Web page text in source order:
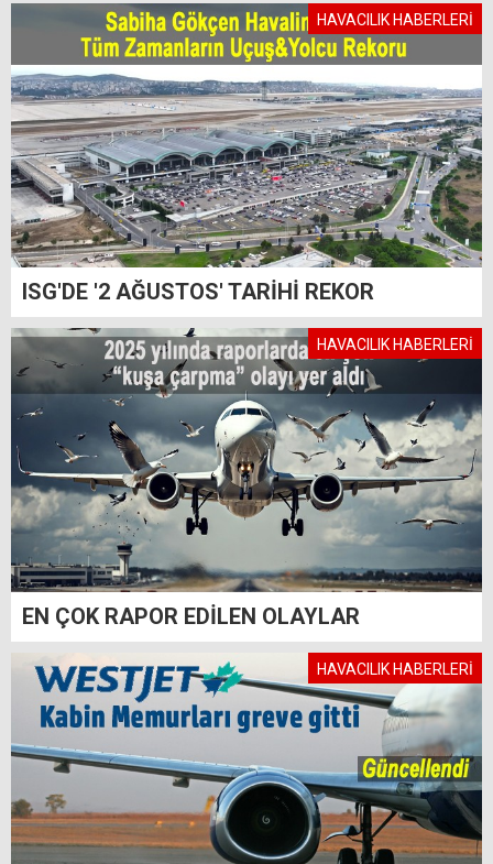
HAVACILIK HABERLERİ
ISG'DE '2 AĞUSTOS' TARİHİ REKOR
HAVACILIK HABERLERİ
EN ÇOK RAPOR EDİLEN OLAYLAR
HAVACILIK HABERLERİ